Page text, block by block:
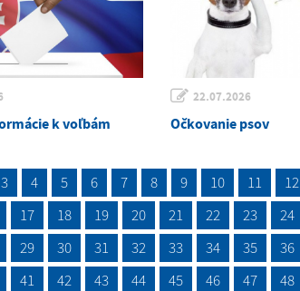
k voľbám
22.07.2026
Očkovanie psov
3 4 5 6 7 8 9 10 11 12
17 18 19 20 21 22 23 24
29 30 31 32 33 34 35 36
41 42 43 44 45 46 47 48